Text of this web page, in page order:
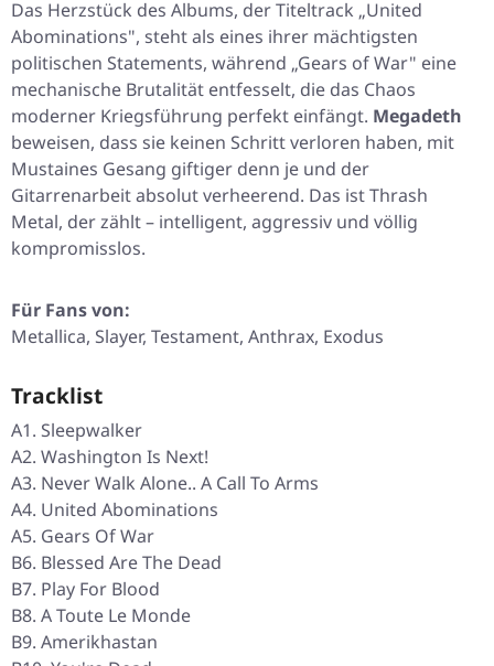
Das Herzstück des Albums, der Titeltrack „United
Abominations", steht als eines ihrer mächtigsten
politischen Statements, während „Gears of War" eine
mechanische Brutalität entfesselt, die das Chaos
moderner Kriegsführung perfekt einfängt. Megadeth
beweisen, dass sie keinen Schritt verloren haben, mit
Mustaines Gesang giftiger denn je und der
Gitarrenarbeit absolut verheerend. Das ist Thrash
Metal, der zählt – intelligent, aggressiv und völlig
kompromisslos.
Für Fans von:
Metallica, Slayer, Testament, Anthrax, Exodus
Tracklist
A1. Sleepwalker
A2. Washington Is Next!
A3. Never Walk Alone.. A Call To Arms
A4. United Abominations
A5. Gears Of War
B6. Blessed Are The Dead
B7. Play For Blood
B8. A Toute Le Monde
B9. Amerikhastan